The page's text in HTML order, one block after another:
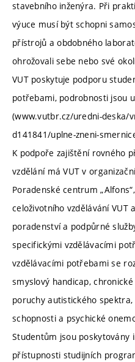
stavebního inženýra. Při
výuce musí být schopni
přístrojů a obdobného
ohrožovali sebe nebo své
VUT poskytuje podporu
potřebami, podrobnosti jsou
(www.vutbr.cz/uredni-deska/
d141841/uplne-zneni-
K podpoře zajištění rovného
vzdělání má VUT v
Poradenské centrum
celoživotního vzdělávání
poradenství a podpůrné
specifickými vzdělávacími
vzdělávacími potřebami se
smyslový handicap,
poruchy autistického
schopnosti a psychické
Studentům jsou poskytovány
přístupnosti studijních